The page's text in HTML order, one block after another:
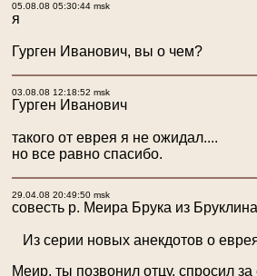
05.08.08 05:30:44 msk
я
Гурген Иванович, вы о чем?
03.08.08 12:18:52 msk
Гурген Иванович
такого от еврея я не ожидал....
но все равно спасибо.
29.04.08 20:49:50 msk
совесть р. Меира Брука из Бруклина
Из серии новых анекдотов о
Меир, ты позвонил отцу, спросил